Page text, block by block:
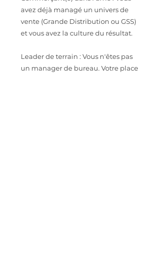
avez déjà managé un univers de
vente (Grande Distribution ou GSS)
et vous avez la culture du résultat.
Leader de terrain : Vous n'êtes pas
un manager de bureau. Votre place